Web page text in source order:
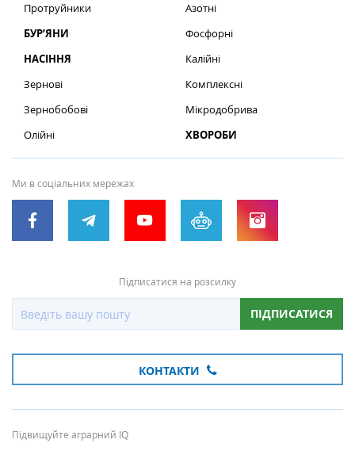
Протруйники
БУР’ЯНИ
НАСІННЯ
Зернові
Зернобобові
Олійні
Азотні
Фосфорні
Калійні
Комплексні
Мікродобрива
ХВОРОБИ
Ми в соціальних мережах
Підписатися на розсилку
ПІДПИСАТИСЯ
КОНТАКТИ
Підвищуйте аграрний IQ